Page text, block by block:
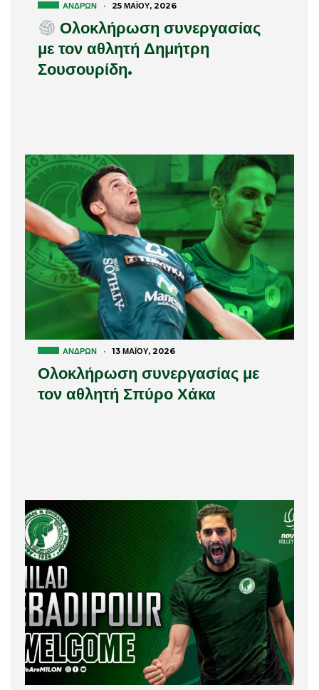
ΑΝΔΡΏΝ · 25 ΜΑΪ́ΟΥ, 2026
Ολοκλήρωση συνεργασίας
με τον αθλητή Δημήτρη
Σουσουρίδη.
ΑΝΔΡΏΝ · 13 ΜΑΪ́ΟΥ, 2026
Ολοκλήρωση συνεργασίας με
τον αθλητή Σπύρο Χάκα